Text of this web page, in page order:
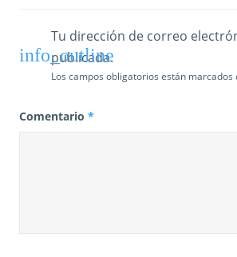
Tu dirección de correo
publicada.
Los campos obligatorios están marcados
Comentario *